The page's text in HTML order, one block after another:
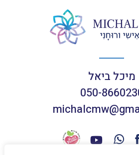
מיכל ביאל
050-